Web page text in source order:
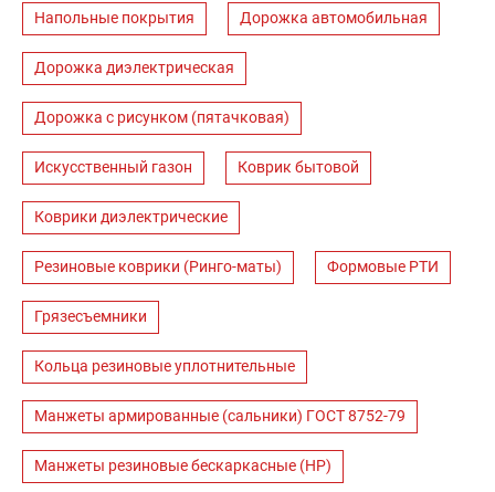
Напольные покрытия Дорожка автомобильная
Дорожка диэлектрическая
Дорожка с рисунком (пятачковая)
Искусственный газон Коврик бытовой
Коврики диэлектрические
Резиновые коврики (Ринго-маты) Формовые РТИ
Грязесъемники
Кольца резиновые уплотнительные
Манжеты армированные (сальники) ГОСТ 8752-79
Манжеты резиновые бескаркасные (НР)